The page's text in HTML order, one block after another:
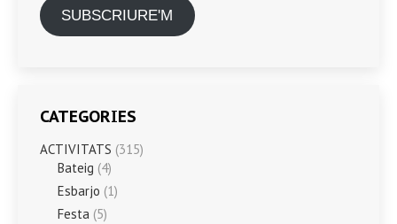
SUBSCRIURE'M
CATEGORIES
ACTIVITATS (315)
Bateig (4)
Esbarjo (1)
Festa (5)